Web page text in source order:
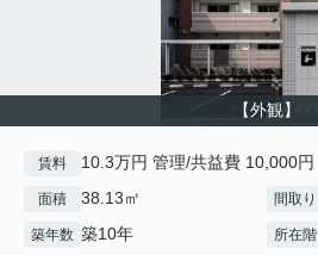
【外観】
賃料 10.3万円 管理/共益費 10,000円
面積 38.13㎡ 間取り
築年数 築10年 所在階